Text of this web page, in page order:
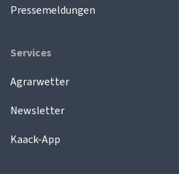
Pressemeldungen
Services
Agrarwetter
Newsletter
Kaack-App